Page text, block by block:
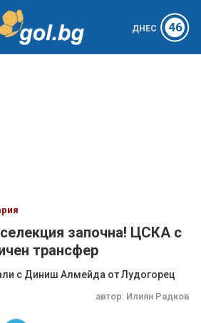
ДНЕС 46
започна! ЦСКА с
трансфер
с Диниш Алмейда от Лудогорец
автор: Илиян Радков